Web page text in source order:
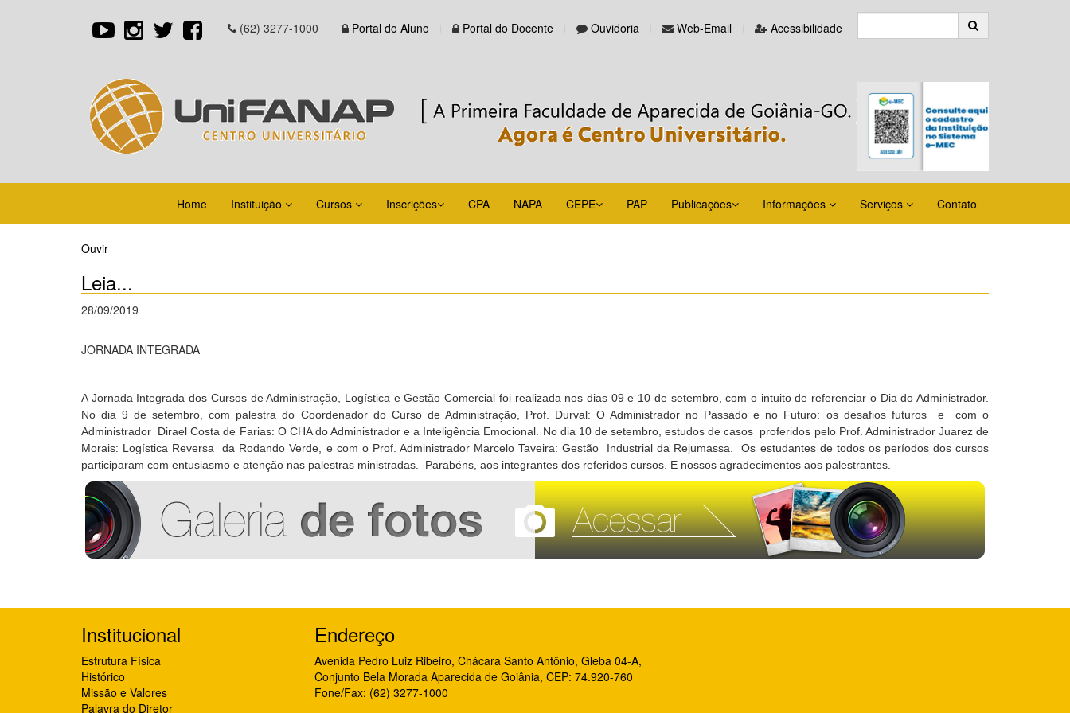
(62) 3277-1000 Portal do Aluno Portal do Docente Ouvidoria Web-Email Acessibilidade
Home Instituição Cursos Inscrições CPA NAPA CEPE PAP Publicações Informações Serviços Contato
Ouvir
Leia...
28/09/2019
JORNADA INTEGRADA
A Jornada Integrada dos Cursos de Administração, Logística e Gestão Comercial foi realizada nos dias 09 e 10 de setembro, com o intuito de referenciar o Dia do Administrador.
No dia 9 de setembro, com palestra do Coordenador do Curso de Administração, Prof. Durval: O Administrador no Passado e no Futuro: os desafios futuros e com o
Administrador Dirael Costa de Farias: O CHA do Administrador e a Inteligência Emocional. No dia 10 de setembro, estudos de casos proferidos pelo Prof. Administrador Juarez de
Morais: Logística Reversa da Rodando Verde, e com o Prof. Administrador Marcelo Taveira: Gestão Industrial da Rejumassa. Os estudantes de todos os períodos dos cursos
participaram com entusiasmo e atenção nas palestras ministradas. Parabéns, aos integrantes dos referidos cursos. E nossos agradecimentos aos palestrantes.
Institucional
Estrutura Física
Histórico
Missão e Valores
Palavra do Diretor
Endereço
Avenida Pedro Luiz Ribeiro, Chácara Santo Antônio, Gleba 04-A,
Conjunto Bela Morada Aparecida de Goiânia, CEP: 74.920-760
Fone/Fax: (62) 3277-1000